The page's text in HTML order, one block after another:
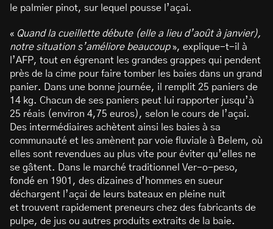
le palmier pinot, sur lequel pousse l’açai.
« Quand la cueillette débute (elle a lieu d’août à janvier),
notre situation s’améliore beaucoup», explique-t-il à
l’AFP, tout en égrenant les grandes grappes qui pendent
près de la cime pour faire tomber les baies dans un grand
panier. Dans une bonne journée, il remplit 25 paniers de
14 kg. Chacun de ses paniers peut lui rapporter jusqu’à
25 réais (environ 4,75 euros), selon le cours de l’açai.
Des intermédiaires achètent ainsi les baies à sa
communauté et les amènent par voie fluviale à Belem, où
elles sont revendues au plus vite pour éviter qu’elles ne
se gâtent. Dans le marché traditionnel Ver-o-peso,
fondé en 1901, des dizaines d’hommes en sueur
déchargent l’açai de leurs bateaux en pleine nuit
et trouvent rapidement preneurs chez des fabricants de
pulpe, de jus ou autres produits extraits de la baie.